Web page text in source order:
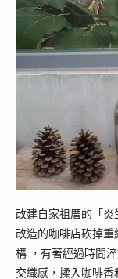
改建自家祖厝的 「
改造的咖啡店砍掉
構 ，有著經過時間
交織感， 揉入咖啡香